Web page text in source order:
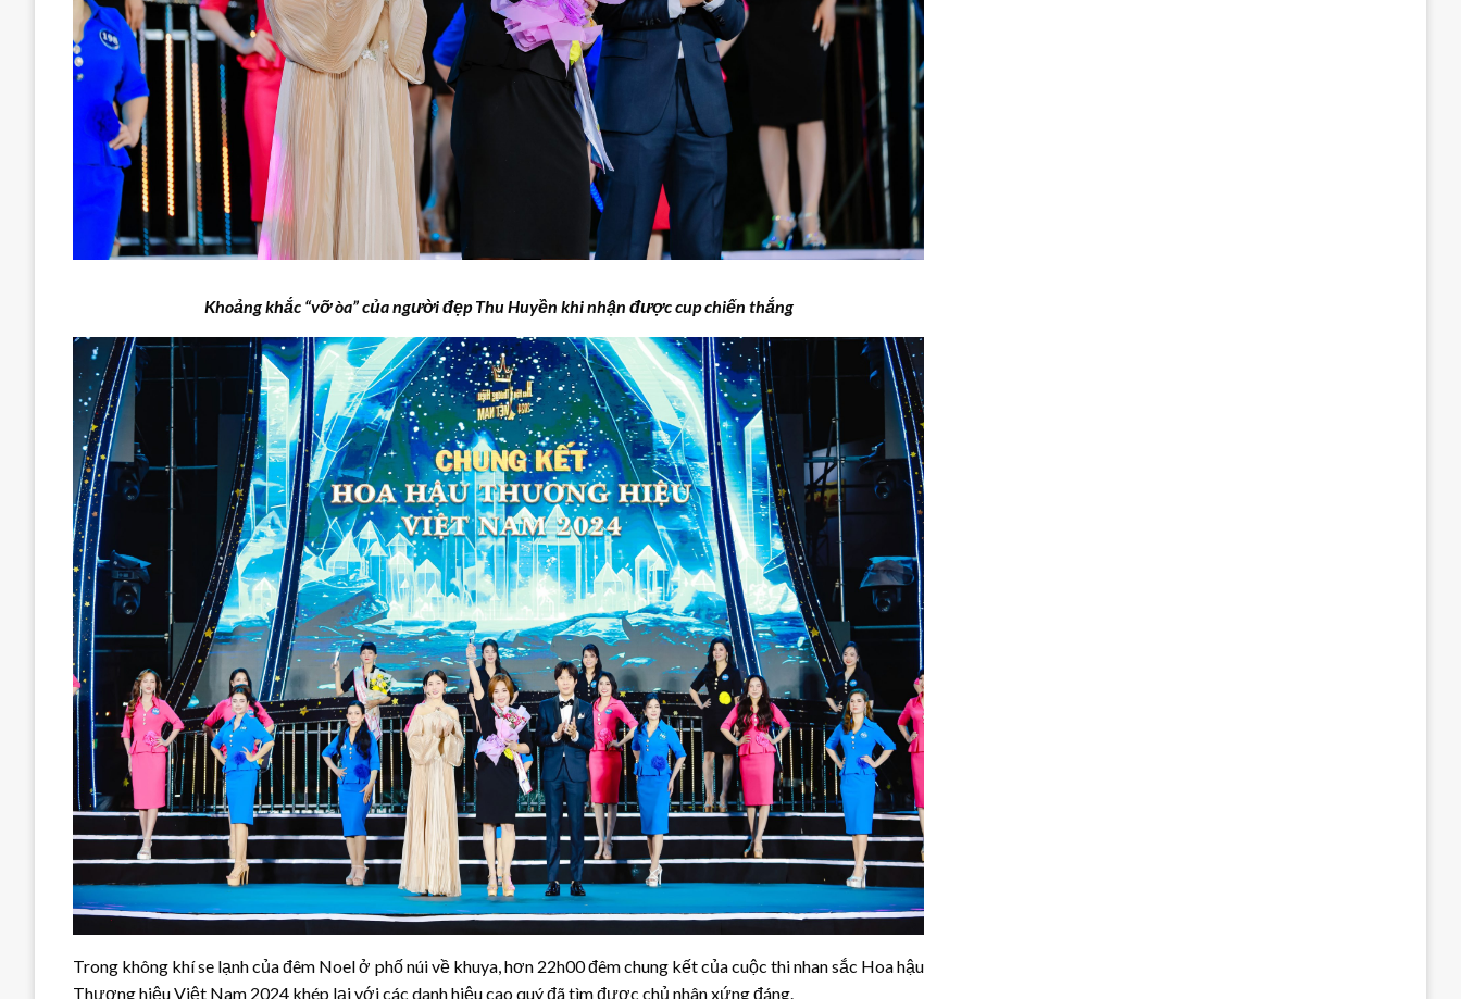
Khoảng khắc “vỡ òa” của người đẹpThu Huyền khi nhận được cup chiến thắng
Trong không khí se lạnh của đêm Noel ở phố núi về khuya, hơn 22h00 đêm chung kết của cuộc thi nhan sắc Hoa hậu
Thương hiệu Việt Nam 2024 khép lại với các danh hiệu cao quý đã tìm được chủ nhân xứng đáng.